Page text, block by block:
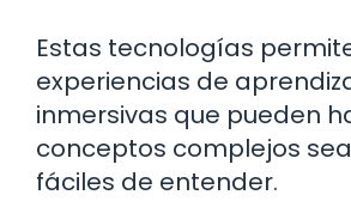
Estas tecnologías
experiencias de
inmersivas que pueden
conceptos complejos
fáciles de entender.